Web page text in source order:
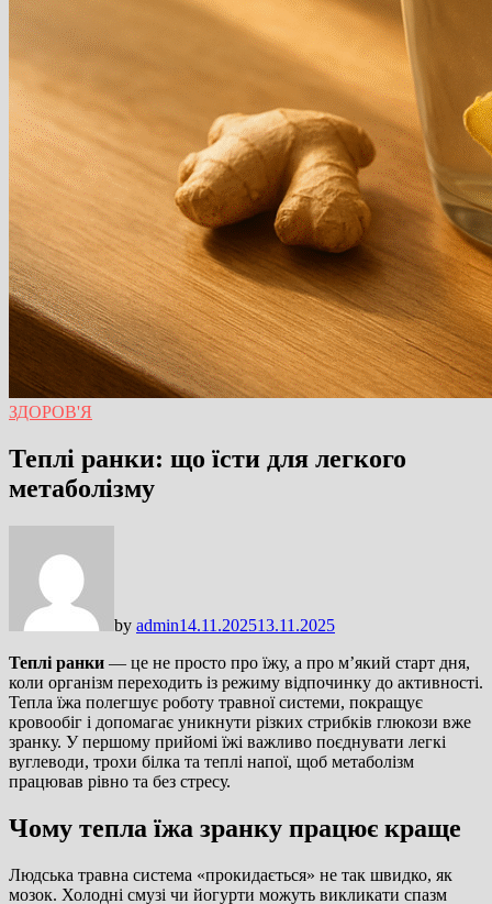
ЗДОРОВ'Я
Теплі ранки: що їсти для легкого
метаболізму
by admin14.11.202513.11.2025
Теплі ранки — це не просто про їжу, а про м’який старт дня,
коли організм переходить із режиму відпочинку до активності.
Тепла їжа полегшує роботу травної системи, покращує
кровообіг і допомагає уникнути різких стрибків глюкози вже
зранку. У першому прийомі їжі важливо поєднувати легкі
вуглеводи, трохи білка та теплі напої, щоб метаболізм
працював рівно та без стресу.
Чому тепла їжа зранку працює краще
Людська травна система «прокидається» не так швидко, як
мозок. Холодні смузі чи йогурти можуть викликати спазм